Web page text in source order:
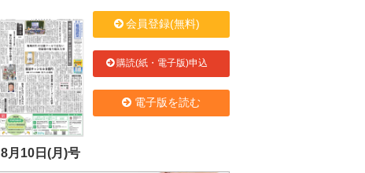
8月10日(月)号
会員登録(無料)
購読(紙・電子版)申込
電子版を読む